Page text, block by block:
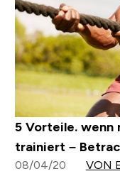
5 Vorteile. wenn
trainiert –
08/04/20 VON